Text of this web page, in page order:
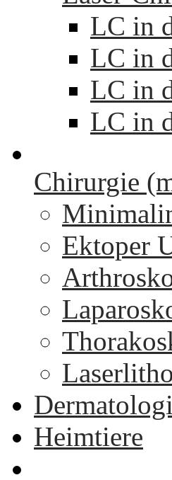
LC in
LC in
LC in
LC in
Chirurgie
Ektoper
Heimtiere